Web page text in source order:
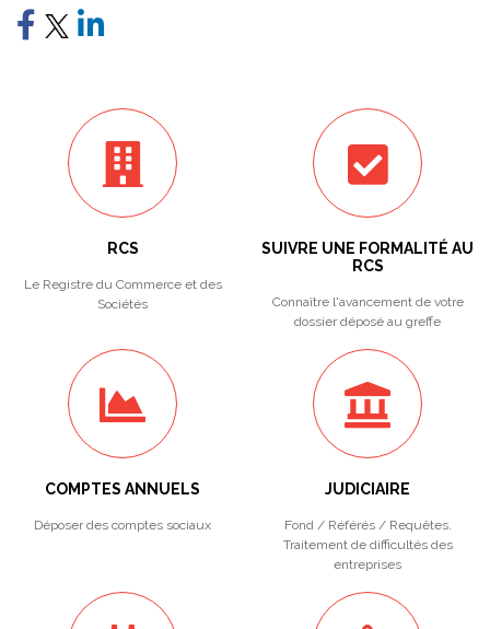
RCS
Le Registre du Commerce et des
Sociétés
SUIVRE UNE FORMALITÉ AU
RCS
Connaître l'avancement de votre
dossier déposé au greffe
COMPTES ANNUELS
Déposer des comptes sociaux
JUDICIAIRE
Fond / Référés / Requêtes.
Traitement de difficultés des
entreprises